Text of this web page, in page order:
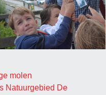
molen
Natuurgebied De